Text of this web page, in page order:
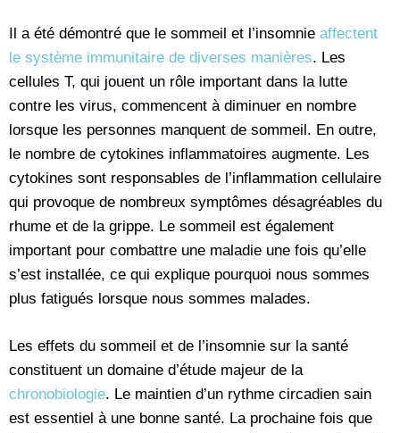
Il a été démontré que le sommeil et l’insomnie affectent
le système immunitaire de diverses manières. Les
cellules T, qui jouent un rôle important dans la lutte
contre les virus, commencent à diminuer en nombre
lorsque les personnes manquent de sommeil. En outre,
le nombre de cytokines inflammatoires augmente. Les
cytokines sont responsables de l’inflammation cellulaire
qui provoque de nombreux symptômes désagréables du
rhume et de la grippe. Le sommeil est également
important pour combattre une maladie une fois qu’elle
s’est installée, ce qui explique pourquoi nous sommes
plus fatigués lorsque nous sommes malades.
Les effets du sommeil et de l’insomnie sur la santé
constituent un domaine d’étude majeur de la
chronobiologie. Le maintien d’un rythme circadien sain
est essentiel à une bonne santé. La prochaine fois que